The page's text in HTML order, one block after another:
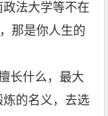
法大学等不在
那是你人生的
长什么，最大
的名义，去选